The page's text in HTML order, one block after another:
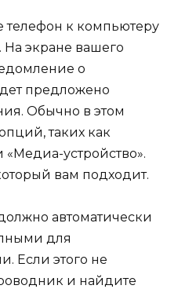
телефон к компьютеру
экране вашего
о
предложено
Обычно в этом
таких как
устройство».
вам подходит.
автоматически
для
Если этого не
и найдите